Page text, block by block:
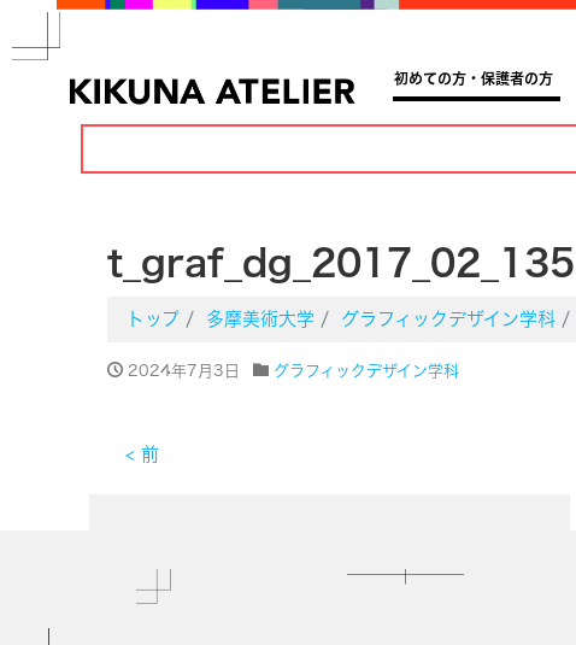
初めての方・保護者の方
t_graf_dg_2017_02_135
トップ 多摩美術大学 グラフィックデザイン学科
2024年7月3日 グラフィックデザイン学科
< 前